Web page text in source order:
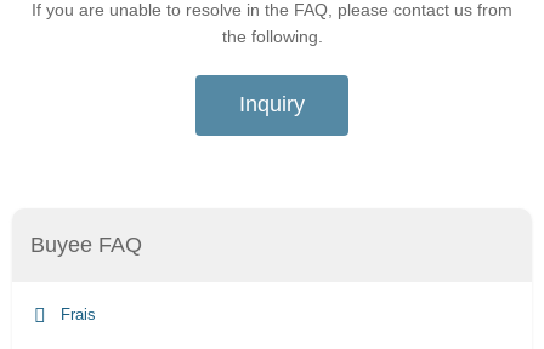
Buyee FAQ
Frais
If you are unable to resolve in the FAQ, please contact us from
the following.
Inquiry